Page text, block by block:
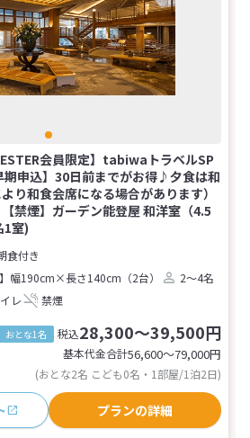
会員限定】tabiwaトラベルSP
込】30日前までがお得♪夕食は和
り和食会席になる場合があります）
禁煙】ガーデン能登屋 和洋室（4.5
1室)
食付き
】幅190cm×長さ140cm（2台）
2～4名
レ 禁煙
おとな1名 税込28,300～39,500円
基本代金合計56,600〜79,000円
(おとな2名 こども0名・1部屋/1泊2日)
プランの詳細